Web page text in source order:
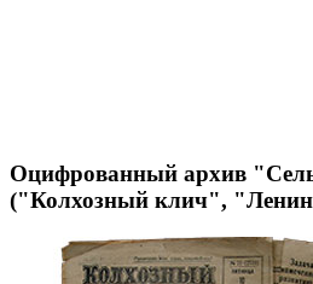
Оцифрованный архив
("Колхозный клич",